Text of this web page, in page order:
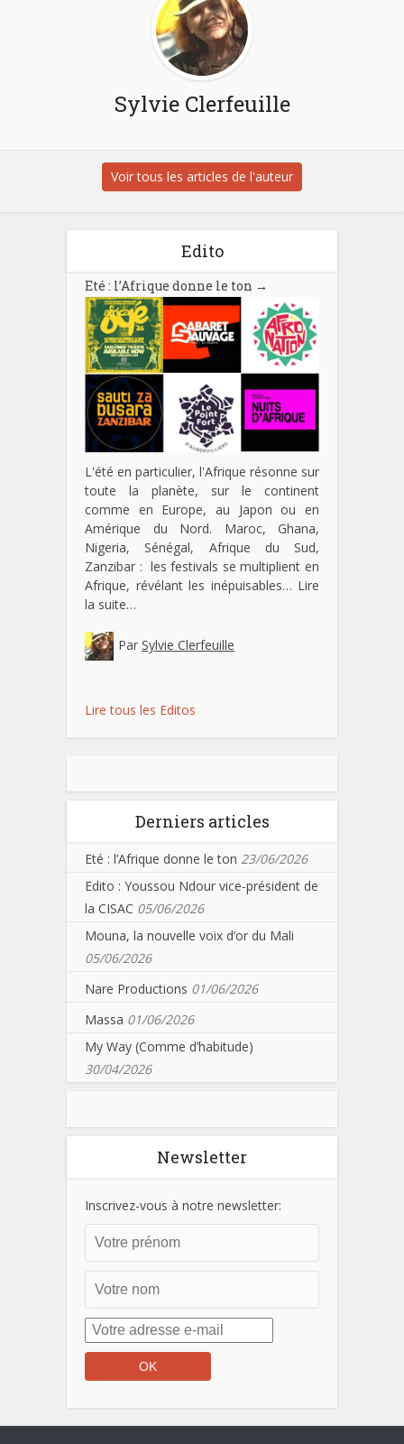
Sylvie Clerfeuille
Voir tous les articles de l'auteur
Edito
Eté : l’Afrique donne le ton →
L'été en particulier, l'Afrique résonne sur
toute la planète, sur le continent
comme en Europe, au Japon ou en
Amérique du Nord. Maroc, Ghana,
Nigeria, Sénégal, Afrique du Sud,
Zanzibar : les festivals se multiplient en
Afrique, révélant les inépuisables… Lire
la suite…
Par Sylvie Clerfeuille
Lire tous les Editos
Derniers articles
Eté : l’Afrique donne le ton 23/06/2026
Edito : Youssou Ndour vice-président de
la CISAC 05/06/2026
Mouna, la nouvelle voix d’or du Mali
05/06/2026
Nare Productions 01/06/2026
Massa 01/06/2026
My Way (Comme d’habitude)
30/04/2026
Newsletter
Inscrivez-vous à notre newsletter: